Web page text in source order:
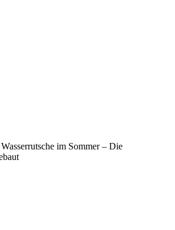
im Sommer – Die